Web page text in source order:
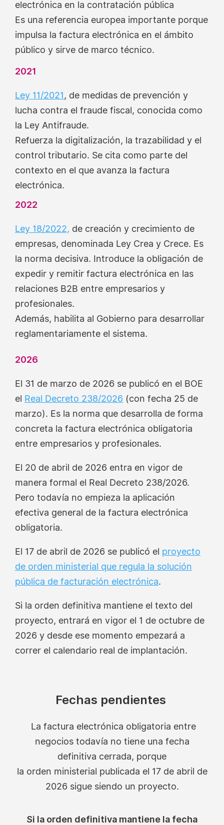
electrónica en la contratación pública
Es una referencia europea importante porque
impulsa la factura electrónica en el ámbito
público y sirve de marco técnico.
2021
Ley 11/2021, de medidas de prevención y
lucha contra el fraude fiscal, conocida como
la Ley Antifraude.
Refuerza la digitalización, la trazabilidad y el
control tributario. Se cita como parte del
contexto en el que avanza la factura
electrónica.
2022
Ley 18/2022, de creación y crecimiento de
empresas, denominada Ley Crea y Crece. Es
la norma decisiva. Introduce la obligación de
expedir y remitir factura electrónica en las
relaciones B2B entre empresarios y
profesionales.
Además, habilita al Gobierno para desarrollar
reglamentariamente el sistema.
2026
El 31 de marzo de 2026 se publicó en el BOE
el Real Decreto 238/2026 (con fecha 25 de
marzo). Es la norma que desarrolla de forma
concreta la factura electrónica obligatoria
entre empresarios y profesionales.
El 20 de abril de 2026 entra en vigor de
manera formal el Real Decreto 238/2026.
Pero todavía no empieza la aplicación
efectiva general de la factura electrónica
obligatoria.
El 17 de abril de 2026 se publicó el proyecto
de orden ministerial que regula la solución
pública de facturación electrónica.
Si la orden definitiva mantiene el texto del
proyecto, entrará en vigor el 1 de octubre de
2026 y desde ese momento empezará a
correr el calendario real de implantación.
Fechas pendientes
La factura electrónica obligatoria entre
negocios todavía no tiene una fecha
definitiva cerrada, porque
la orden ministerial publicada el 17 de abril de
2026 sigue siendo un proyecto.
Si la orden definitiva mantiene la fecha